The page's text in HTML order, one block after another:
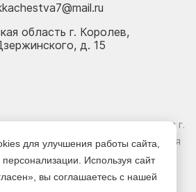
область г. Королев,
д. 15
и в розницу - Магазин-склад в г.
указанная на сайте, не является
офертой.
для улучшения работы сайта,
Используя сайт
вы соглашаетесь с нашей